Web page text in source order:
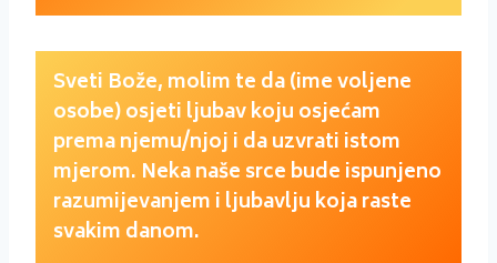
Sveti Bože, molim te da (ime voljene
osobe) osjeti ljubav koju osjećam
prema njemu/njoj i da uzvrati istom
mjerom. Neka naše srce bude ispunjeno
razumijevanjem i ljubavlju koja raste
svakim danom.